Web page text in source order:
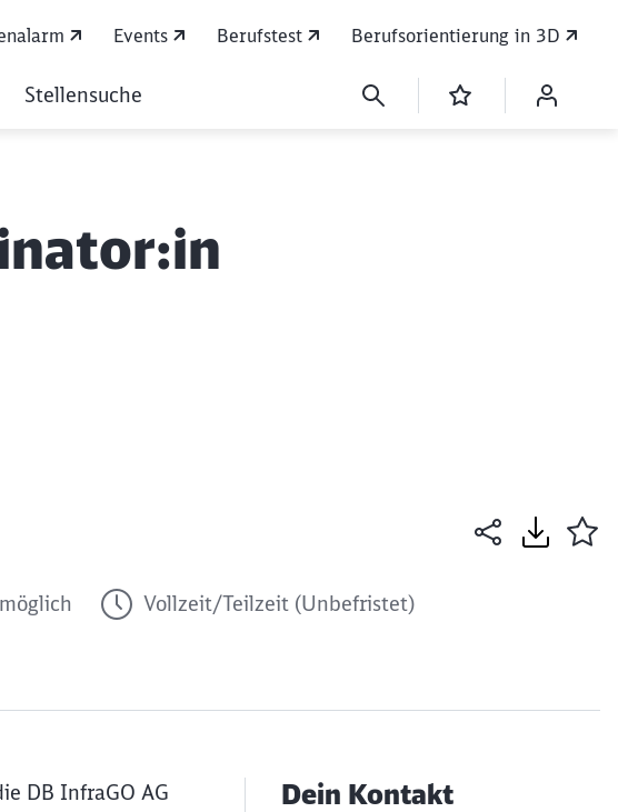
Events Berufstest Berufsorientierung in 3D
Stellensuche
Vollzeit/Teilzeit (Unbefristet)
DB InfraGO AG
Dein Kontakt